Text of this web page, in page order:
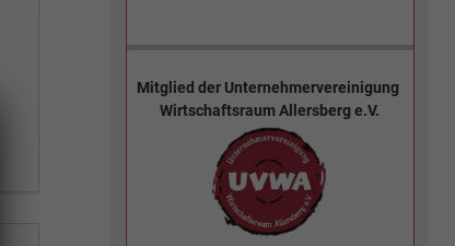
Mitglied der Unternehmervereinigung
Wirtschaftsraum Allersberg e.V.